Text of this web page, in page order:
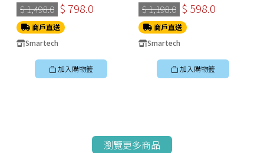
$ 1,498.0 $ 798.0
商戶直送
Smartech
加入購物籃
$ 1,198.0 $ 598.0
商戶直送
Smartech
加入購物籃
瀏覽更多商品